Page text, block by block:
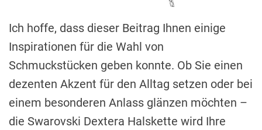
Ich hoffe, dass dieser Beitrag Ihnen einige
Inspirationen für die Wahl von
Schmuckstücken geben konnte. Ob Sie einen
dezenten Akzent für den Alltag setzen oder bei
einem besonderen Anlass glänzen möchten –
die Swarovski Dextera Halskette wird Ihre